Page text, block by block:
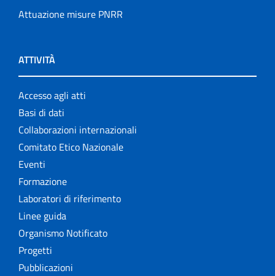
Attuazione misure PNRR
ATTIVITÀ
Accesso agli atti
Basi di dati
Collaborazioni internazionali
Comitato Etico Nazionale
Eventi
Formazione
Laboratori di riferimento
Linee guida
Organismo Notificato
Progetti
Pubblicazioni